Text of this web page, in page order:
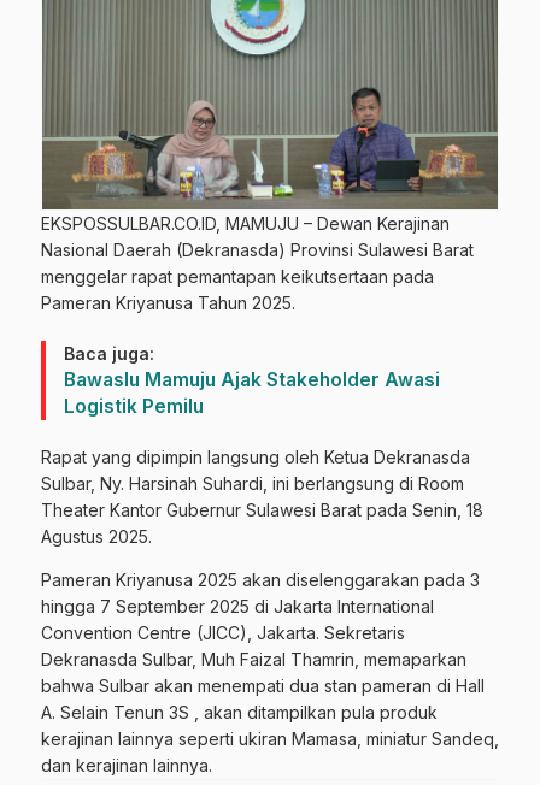
EKSPOSSULBAR.CO.ID, MAMUJU – Dewan Kerajinan
Nasional Daerah (Dekranasda) Provinsi Sulawesi Barat
menggelar rapat pemantapan keikutsertaan pada
Pameran Kriyanusa Tahun 2025.
Baca juga:
Bawaslu Mamuju Ajak Stakeholder Awasi
Logistik Pemilu
Rapat yang dipimpin langsung oleh Ketua Dekranasda
Sulbar, Ny. Harsinah Suhardi, ini berlangsung di Room
Theater Kantor Gubernur Sulawesi Barat pada Senin, 18
Agustus 2025.
Pameran Kriyanusa 2025 akan diselenggarakan pada 3
hingga 7 September 2025 di Jakarta International
Convention Centre (JICC), Jakarta. Sekretaris
Dekranasda Sulbar, Muh Faizal Thamrin, memaparkan
bahwa Sulbar akan menempati dua stan pameran di Hall
A. Selain Tenun 3S , akan ditampilkan pula produk
kerajinan lainnya seperti ukiran Mamasa, miniatur Sandeq,
dan kerajinan lainnya.